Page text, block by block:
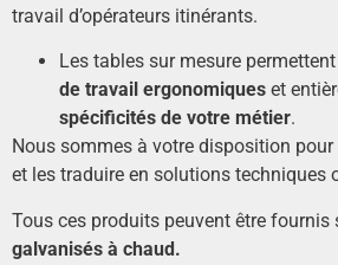
travail d’opérateurs itinérants.
Les tables sur mesure permettent
de travail ergonomiques et
spécificités de votre métier.
Nous sommes à votre disposition
et les traduire en solutions techniques
Tous ces produits peuvent être fournis
galvanisés à chaud.